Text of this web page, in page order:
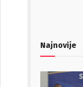
Najnovije